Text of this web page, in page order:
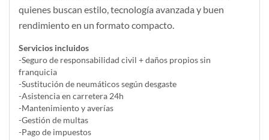
quienes buscan estilo, tecnología avanzada y buen
rendimiento en un formato compacto.
Servicios incluidos
-Seguro de responsabilidad civil + daños propios sin
franquicia
-Sustitución de neumáticos según desgaste
-Asistencia en carretera 24h
-Mantenimiento y averías
-Gestión de multas
-Pago de impuestos